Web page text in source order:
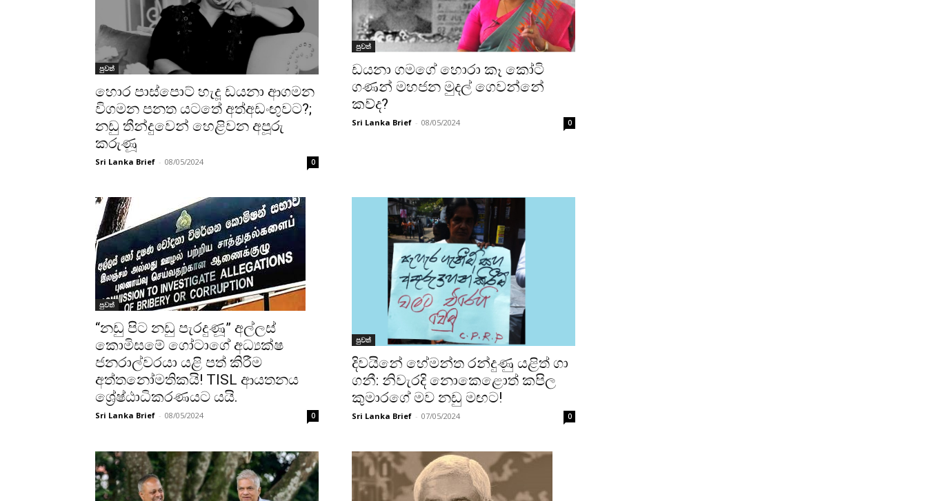
පුවත්
හොර පාස්පොට් හැදූ ඩයනා ආගමන
විගමන පනත යටතේ අත්අඩංඟුවට?;
නඩු තීන්දුවෙන් හෙළිවන අපූරු
කරුණූ
Sri Lanka Brief - 08/05/2024 0
පුවත්
ඩයනා ගමගේ හොරා කෑ කෝටි
ගණන් මහජන මුදල් ගෙවන්නේ
කව්ද?
Sri Lanka Brief - 08/05/2024 0
පුවත්
“නඩු පිට නඩු පැරදුණූ” අල්ලස්
කොමිසමේ ගෝටාගේ අධ්‍යක්ෂ
ජනරාල්වරයා යළි පත් කිරීම
අත්තනෝමතිකයි! TISL ආයතනය
ශ්‍රේෂ්ඨාධිකරණයට යයි.
Sri Lanka Brief - 08/05/2024 0
පුවත්
දිවයිනේ හේමන්ත රන්දුණු යළිත් ගා
ගනී: නිවැරදි නොකෙළොත් කපිල
කුමාරගේ මව නඩු මඟට!
Sri Lanka Brief - 07/05/2024 0